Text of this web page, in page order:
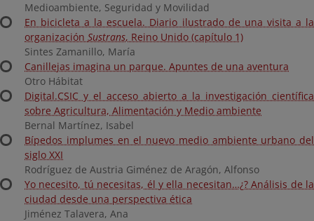
Medioambiente, Seguridad y Movilidad
En bicicleta a la escuela. Diario ilustrado de una visita a la
organización Sustrans, Reino Unido (capítulo 1)
Sintes Zamanillo, María
Canillejas imagina un parque. Apuntes de una aventura
Otro Hábitat
Digital.CSIC y el acceso abierto a la investigación científica
sobre Agricultura, Alimentación y Medio ambiente
Bernal Martínez, Isabel
Bípedos implumes en el nuevo medio ambiente urbano del
siglo XXI
Rodríguez de Austria Giménez de Aragón, Alfonso
Yo necesito, tú necesitas, él y ella necesitan…¿? Análisis de la
ciudad desde una perspectiva ética
Jiménez Talavera, Ana